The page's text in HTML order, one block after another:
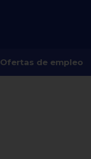
Ofertas de empleo